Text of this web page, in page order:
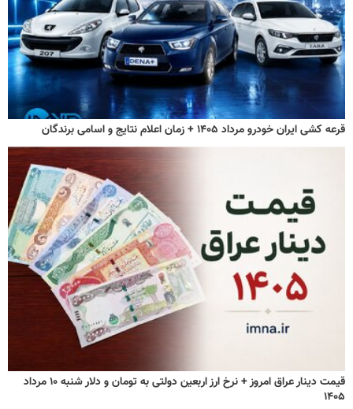
قرعه کشی ایران خودرو مرداد ۱۴۰۵ + زمان اعلام نتایج و اسامی برندگان
قیمت دینار عراق امروز + نرخ ارز اربعین دولتی به تومان و دلار شنبه ۱۰ مرداد
۱۴۰۵